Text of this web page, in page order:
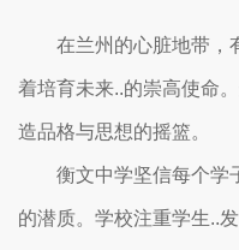
在兰州的心脏地带，
着培育未来..的崇高使命
造品格与思想的摇篮。
衡文中学坚信每个学
的潜质。学校注重学生..